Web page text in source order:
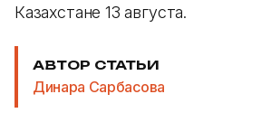
Казахстане 13 августа.
АВТОР СТАТЬИ
Динара Сарбасова